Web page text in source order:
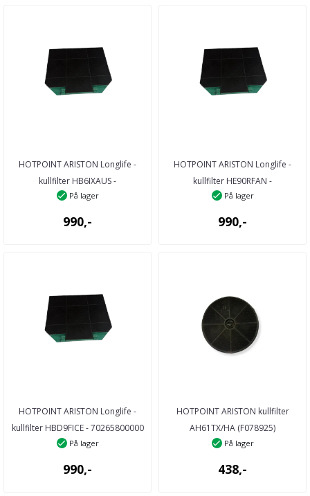
HOTPOINT ARISTON Longlife -
kullfilter HB6IXAUS -
AQ277420000 - 27742 ...
På lager
990,-
HOTPOINT ARISTON Longlife -
kullfilter HE90RFAN -
70265760000 - 26576 ...
På lager
990,-
HOTPOINT ARISTON Longlife -
kullfilter HBD9FICE - 70265800000
- 26580 ...
På lager
990,-
HOTPOINT ARISTON kullfilter
AH61TX/HA (F078925)
kjøkkenventilator
På lager
438,-